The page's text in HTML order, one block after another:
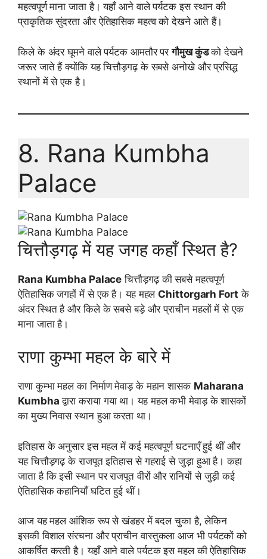
महत्वपूर्ण माना जाता है। यहाँ आने वाले पर्यटक इस स्थान की
प्राकृतिक सुंदरता और ऐतिहासिक महत्व को देखने आते हैं।
किले के अंदर घूमने वाले पर्यटक आमतौर परगौमुख कुंडको देखने
जरूर जाते हैं क्योंकि यह चित्तौड़गढ़ के सबसे अनोखे और प्रसिद्ध
स्थानों में से एक है।
8. Rana Kumbha
Palace
चित्तौड़गढ़ में यह जगह कहाँ स्थित है?
Rana Kumbha Palace चित्तौड़गढ़ की सबसे महत्वपूर्ण
ऐतिहासिक जगहों में से एक है। यह महल Chittorgarh Fort के
अंदर स्थित है और किले के सबसे बड़े और प्राचीन महलों में से एक
माना जाता है।
राणा कुम्भा महल के बारे में
राणा कुम्भा महल का निर्माण मेवाड़ के महान शासक Maharana
Kumbha द्वारा कराया गया था। यह महल कभी मेवाड़ के शासकों
का मुख्य निवास स्थान हुआ करता था।
इतिहास के अनुसार इस महल में कई महत्वपूर्ण घटनाएँ हुई थीं और
यह चित्तौड़गढ़ के राजपूत इतिहास से गहराई से जुड़ा हुआ है। कहा
जाता है कि इसी स्थान पर राजपूत वीरों और रानियों से जुड़ी कई
ऐतिहासिक कहानियाँ घटित हुई थीं।
आज यह महल आंशिक रूप से खंडहर में बदल चुका है, लेकिन
इसकी विशाल संरचना और प्राचीन वास्तुकला आज भी पर्यटकों को
आकर्षित करती है। यहाँ आने वाले पर्यटक इस महल की ऐतिहासिक